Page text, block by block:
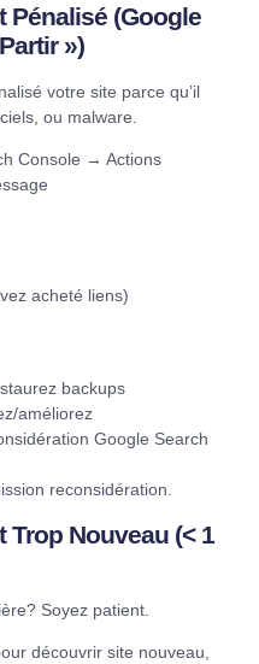
Pénalisé (Google
»)
votre site parce qu’il
ou malware.
Console → Actions
acheté liens)
backups
améliorez
Google Search
reconsidération.
Trop Nouveau (< 1
Soyez patient.
découvrir site nouveau,